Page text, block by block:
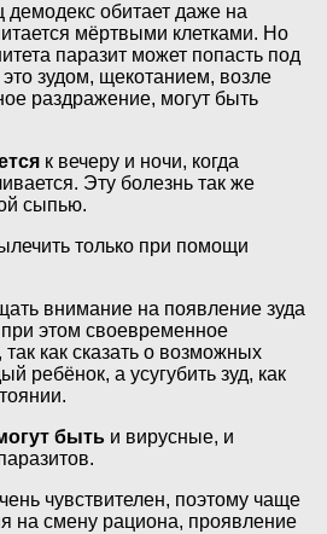
обитает даже на
мёртвыми клетками. Но
паразит может попасть под
зудом, щекотанием, возле
раздражение, могут быть
к вечеру и ночи, когда
Эту болезнь так же
сыпью.
только при помощи
внимание на появление зуда
этом своевременное
как сказать о возможных
ребёнок, а усугубить зуд, как
быть и вирусные, и
чувствителен, поэтому чаще
на смену рациона, проявление